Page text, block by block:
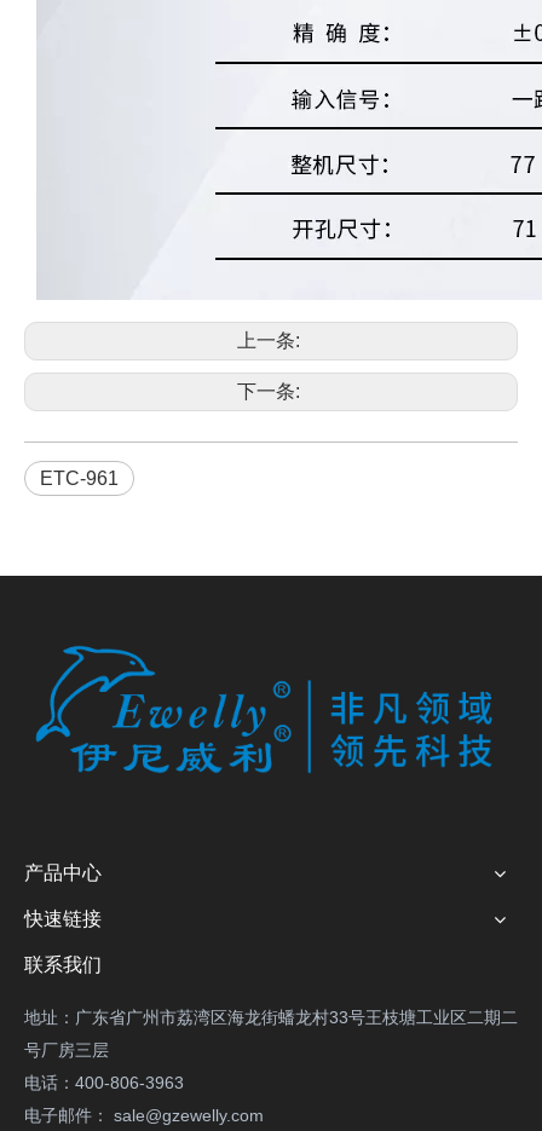
上一条:
下一条:
ETC-961
产品中心
快速链接
联系我们
地址：广东省广州市荔湾区海龙街蟠龙村33号王枝塘工业区二期二
号厂房三层
电话：400-806-3963
电子邮件： sale@gzewelly.com